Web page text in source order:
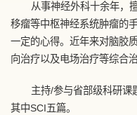
从事神经外科十余年，
移瘤等中枢神经系统肿瘤的
一定的心得。近年来对脑胶
向治疗以及电场治疗等综合
主持/参与省部级科研课
其中SCI五篇。